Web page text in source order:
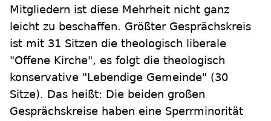
Mitgliedern ist diese Mehrheit nicht ganz
leicht zu beschaffen. Größter Gesprächskreis
ist mit 31 Sitzen die theologisch liberale
"Offene Kirche", es folgt die theologisch
konservative "Lebendige Gemeinde" (30
Sitze). Das heißt: Die beiden großen
Gesprächskreise haben eine Sperrminorität